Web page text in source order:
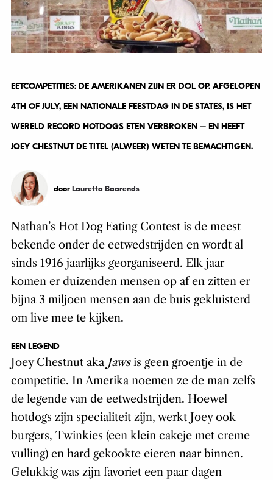
EETCOMPETITIES: DE AMERIKANEN ZIJN ER DOL OP. AFGELOPEN
4TH OF JULY, EEN NATIONALE FEESTDAG IN DE STATES, IS HET
WERELD RECORD HOTDOGS ETEN VERBROKEN – EN HEEFT
JOEY CHESTNUT DE TITEL (ALWEER) WETEN TE BEMACHTIGEN.
door Lauretta Baarends
Nathan’s Hot Dog Eating Contest is de meest
bekende onder de eetwedstrijden en wordt al
sinds 1916 jaarlijks georganiseerd. Elk jaar
komen er duizenden mensen op af en zitten er
bijna 3 miljoen mensen aan de buis gekluisterd
om live mee te kijken.
EEN LEGEND
Joey Chestnut aka Jawsis geen groentje in de
competitie. In Amerika noemen ze de man zelfs
de legende van de eetwedstrijden. Hoewel
hotdogs zijn specialiteit zijn, werkt Joey ook
burgers, Twinkies (een klein cakeje met creme
vulling) en hard gekookte eieren naar binnen.
Gelukkig was zijn favoriet een paar dagen